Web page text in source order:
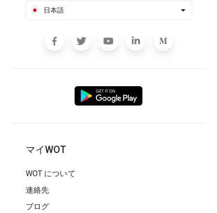
日本語
マイWOT
WOT について
連絡先
ブログ